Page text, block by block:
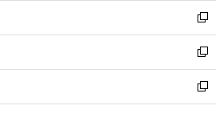
く
で
開
く
ド
ウ
で
開
く
ィ
ン
ド
ウ
で
開
し
い
ウ
ィ
ン
ド
ウ
新
し
い
ウ
ィ
ン
新
し
い
ウ
新
し